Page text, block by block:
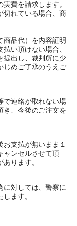
費を請求します。
切れている場合、商
商品代）を内容証明
い頂けない場合、
提出し、裁判所に少
じめご了承のうえご
で連絡が取れない場
き、今後のご注文を
お支払が無いまま１
ャンセルさせて頂
ります。
に対しては、警察に
ます。